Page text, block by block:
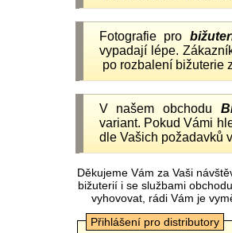
Fotografie pro
vypadají lépe.
po rozbalení bižuterie
V našem obchodu
variant. Pokud Vámi
dle Vašich požadavků
Děkujeme Vám za Vaši
bižuterií i se službami
vyhovovat, rádi Vám je
Přihlášení pro distributory